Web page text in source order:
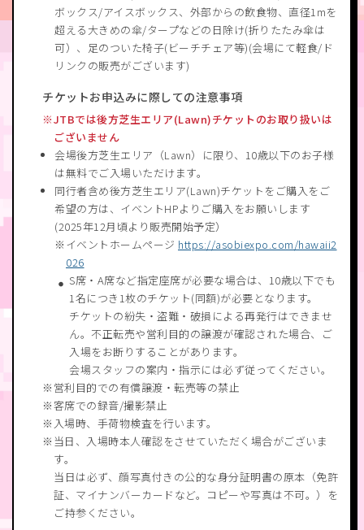
ボックス/アイスボックス、外部からの飲食物、直径1mを
超える大きめの傘/タープなどの日除け(折りたたみ傘は
可）、足のついた椅子(ビーチチェア等)(会場にて軽食/ド
リンクの販売がございます)
チケットお申込みに際しての注意事項
JTBでは後方芝生エリア(Lawn)チケットのお取り扱いは
ございません
会場後方芝生エリア（Lawn）に限り、10歳以下のお子様
は無料でご入場いただけます。
同行者含め後方芝生エリア(Lawn)チケットをご購入をご
希望の方は、イベントHPよりご購入をお願いします
(2025年12月頃より販売開始予定）
イベントホームページ https://asobiexpo.com/hawaii2
026
S席・A席など指定座席が必要な場合は、10歳以下でも
1名につき1枚のチケット(同額)が必要となります。
チケットの紛失・盗難・破損による再発行はできませ
ん。不正転売や営利目的の譲渡が確認された場合、ご
入場をお断りすることがあります。
会場スタッフの案内・指示には必ず従ってください。
営利目的での有償譲渡・転売等の禁止
客席での録音/撮影禁止
入場時、手荷物検査を行います。
当日、入場時本人確認をさせていただく場合がございま
す。
当日は必ず、顔写真付きの公的な身分証明書の原本（免許
証、マイナンバーカードなど。コピーや写真は不可。）を
ご持参ください。